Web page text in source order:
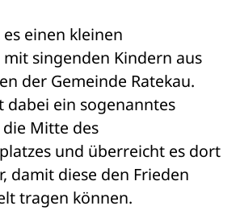
einen kleinen
singenden Kindern aus
der Gemeinde Ratekau.
dabei ein sogenanntes
Mitte des
und überreicht es dort
damit diese den Frieden
tragen können.